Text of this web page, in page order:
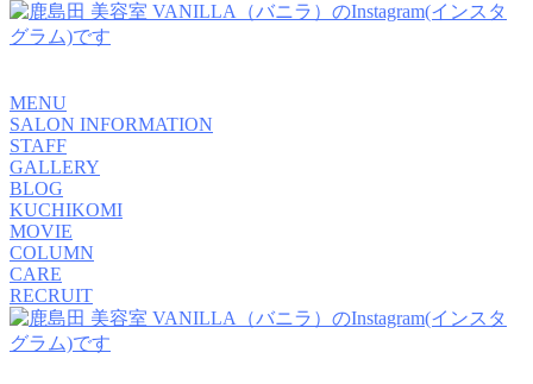
MENU
SALON INFORMATION
STAFF
GALLERY
BLOG
KUCHIKOMI
MOVIE
COLUMN
CARE
RECRUIT